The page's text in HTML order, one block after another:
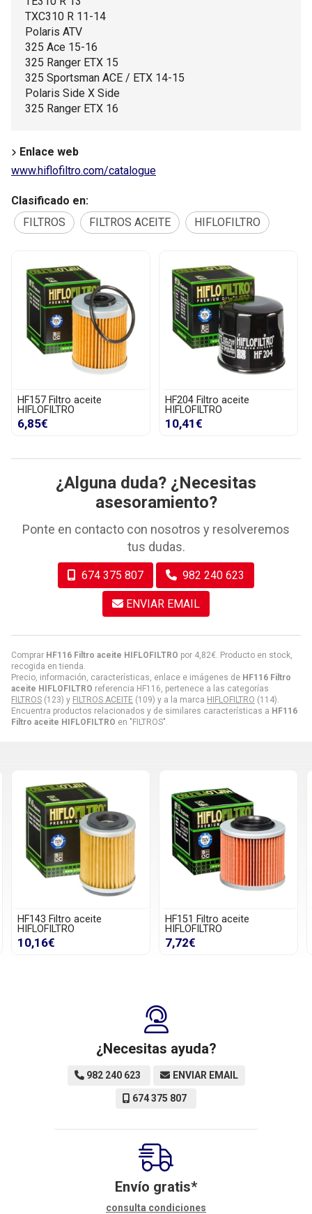
Comprar HF116 Filtro aceite HIFLOFILTRO por 4,82€ . Producto en stock,
recogida en tienda.
Precio, información, características, enlace e imágenes de HF116 Filtro
aceite HIFLOFILTRO referencia HF116, pertenece a las categorías
FILTROS (123) y FILTROS ACEITE (109) y a la marca HIFLOFILTRO (114).
Encuentra productos relacionados y de similares características a HF116
Filtro aceite HIFLOFILTRO en "FILTROS".
TXC310 R 11-14
Polaris ATV
325 Ace 15-16
325 Ranger ETX 15
325 Sportsman ACE / ETX 14-15
Polaris Side X Side
325 Ranger ETX 16
Enlace web
www.hiflofiltro.com/catalogue
Clasificado en:
FILTROS
FILTROS ACEITE HIFLOFILTRO
HF204 Filtro aceite
HIFLOFILTRO
10,41€
HF303 Filtro aceite
HIFLOFILTRO
10,41€
¿Alguna duda? ¿Necesitas
asesoramiento?
Ponte en contacto con nosotros y resolveremos
tus dudas.
674 375 807 982 240 623
ENVIAR EMAIL
HF151 Filtro aceite
HIFLOFILTRO
7,72€
HF154 Filtro aceite
HIFLOFILTRO
7,38€
¿Necesitas ayuda?
982 240 623 ENVIAR EMAIL
674 375 807
Envío gratis*
consulta condiciones